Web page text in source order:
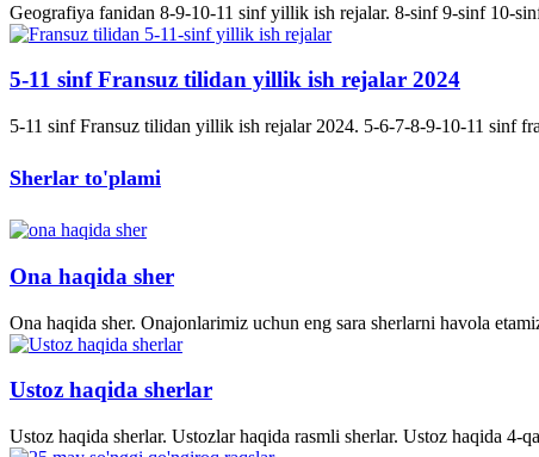
Geografiya fanidan 8-9-10-11 sinf yillik ish rejalar. 8-sinf 9-sinf 10-
5-11 sinf Fransuz tilidan yillik ish rejalar 2024
5-11 sinf Fransuz tilidan yillik ish rejalar 2024. 5-6-7-8-9-10-11 sinf
Sherlar to'plami
Ona haqida sher
Ona haqida sher. Onajonlarimiz uchun eng sara sherlarni havola
Ustoz haqida sherlar
Ustoz haqida sherlar. Ustozlar haqida rasmli sherlar. Ustoz haqida